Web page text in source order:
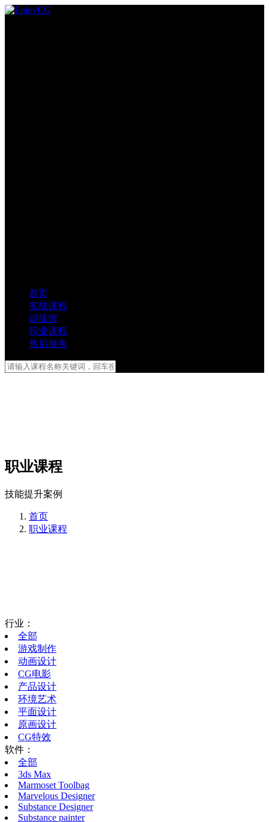
首页
实战课程
训练营
职业课程
售后服务
职业课程
技能提升案例
首页
职业课程
行业：
全部
游戏制作
动画设计
CG电影
产品设计
环境艺术
平面设计
原画设计
CG特效
软件：
全部
3ds Max
Marmoset Toolbag
Marvelous Designer
Substance Designer
Substance painter